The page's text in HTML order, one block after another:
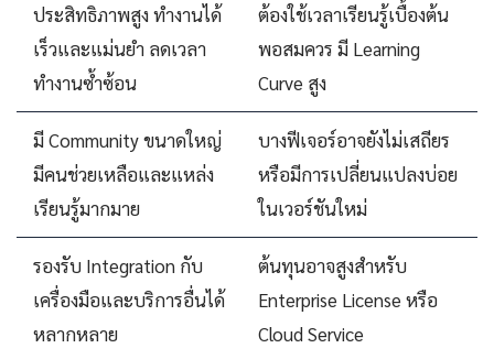
ประสิทธิภาพสูง ทำงานได้
เร็วและแม่นยำ ลดเวลา
ทำงานซ้ำซ้อน
ต้องใช้เวลาเรียนรู้เบื้องต้น
พอสมควร มี Learning
Curve สูง
มี Community ขนาดใหญ่
มีคนช่วยเหลือและแหล่ง
เรียนรู้มากมาย
บางฟีเจอร์อาจยังไม่เสถียร
หรือมีการเปลี่ยนแปลงบ่อย
ในเวอร์ชันใหม่
รองรับ Integration กับ
เครื่องมือและบริการอื่นได้
หลากหลาย
ต้นทุนอาจสูงสำหรับ
Enterprise License หรือ
Cloud Service